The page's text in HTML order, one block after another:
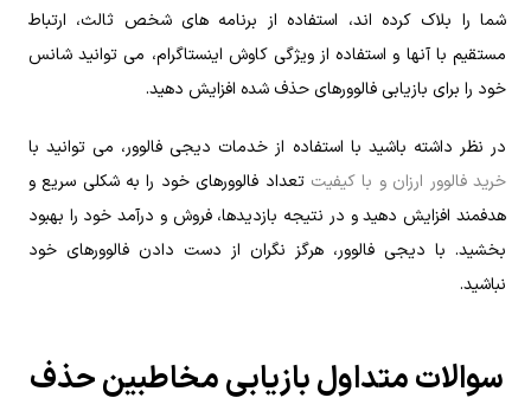
شما را بلاک کرده اند، استفاده از برنامه های شخص ثالث، ارتباط
مستقیم با آنها و استفاده از ویژگی کاوش اینستاگرام، می توانید شانس
خود را برای بازیابی فالوورهای حذف شده افزایش دهید.
در نظر داشته باشید با استفاده از خدمات دیجی‌ فالوور، می ‌توانید با
خرید فالوور ارزان و با کیفیت تعداد فالوورهای خود را به شکلی سریع و
هدفمند افزایش دهید و در نتیجه بازدیدها، فروش و درآمد خود را بهبود
بخشید. با دیجی ‌فالوور، هرگز نگران از دست دادن فالوورهای خود
نباشید.
سوالات متداول بازیابی مخاطبین حذف